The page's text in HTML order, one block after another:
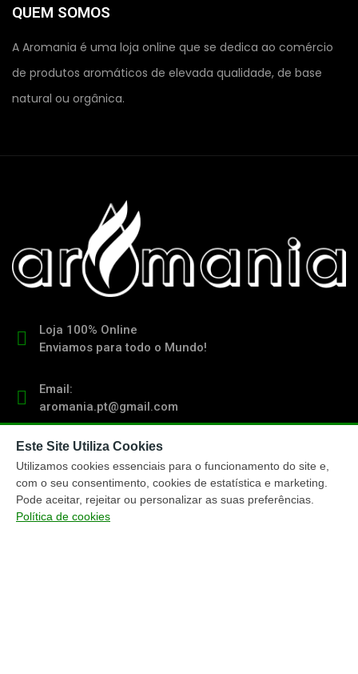
QUEM SOMOS
A Aromania é uma loja online que se dedica ao comércio
de produtos aromáticos de elevada qualidade, de base
natural ou orgânica.
Loja 100% Online
Enviamos para todo o Mundo!
Email:
aromania.pt@gmail.com
Contacto:
(+351) 919 103 011
chamada para rede móvel nacional
Este Site Utiliza Cookies
Utilizamos cookies essenciais para o funcionamento do site e,
com o seu consentimento, cookies de estatística e marketing.
Pode aceitar, rejeitar ou personalizar as suas preferências.
Política de cookies